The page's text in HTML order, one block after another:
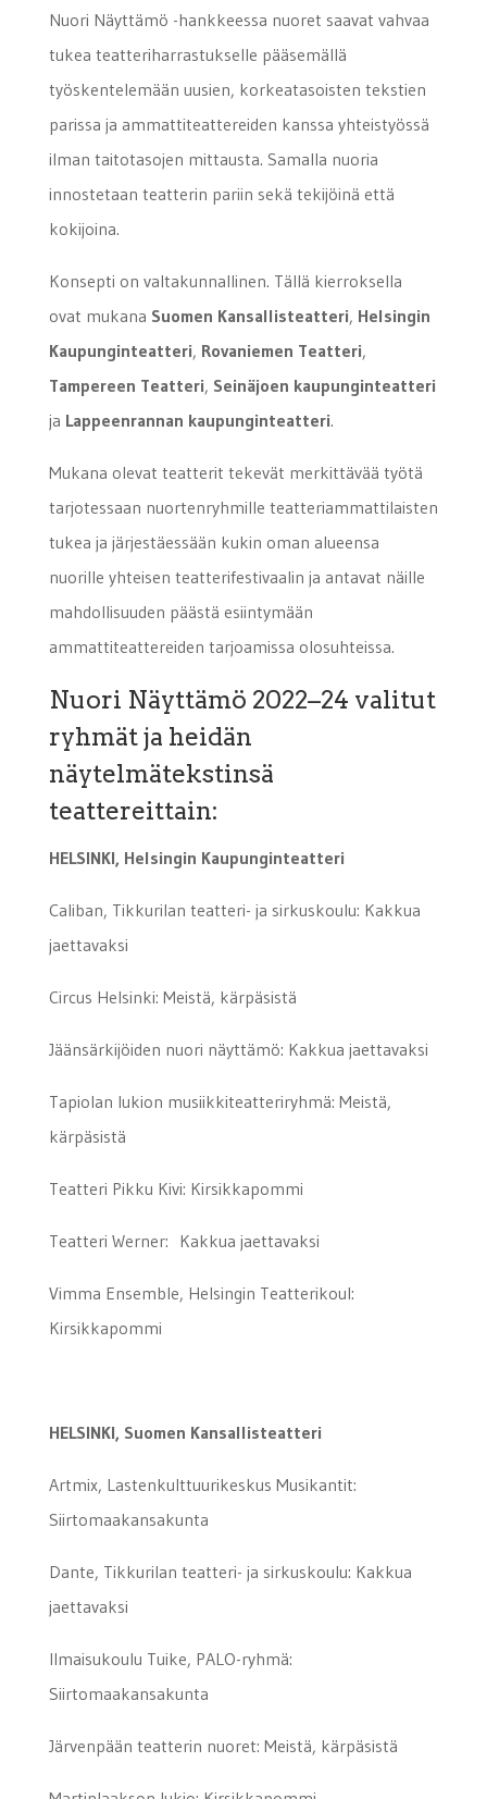
Nuori Näyttämö -hankkeessa nuoret saavat vahvaa
tukea teatteriharrastukselle pääsemällä
työskentelemään uusien, korkeatasoisten tekstien
parissa ja ammattiteattereiden kanssa yhteistyössä
ilman taitotasojen mittausta. Samalla nuoria
innostetaan teatterin pariin sekä tekijöinä että
kokijoina.
Konsepti on valtakunnallinen. Tällä kierroksella
ovat mukana Suomen Kansallisteatteri, Helsingin
Kaupunginteatteri, Rovaniemen Teatteri,
Tampereen Teatteri, Seinäjoen kaupunginteatteri
ja Lappeen­rannan kaupunginteatteri.
Mukana olevat teatterit tekevät merkittävää työtä
tarjotessaan nuortenryhmille teatteriammattilaisten
tukea ja järjestäessään kukin oman alueensa
nuorille yhteisen teatterifestivaalin ja antavat näille
mahdollisuuden päästä esiintymään
ammattiteattereiden tarjoamissa olosuhteissa.
Nuori Näyttämö 2022–24 valitut
ryhmät ja heidän
näytelmätekstinsä
teattereittain:
HELSINKI, Helsingin Kaupunginteatteri
Caliban, Tikkurilan teatteri- ja sirkuskoulu: Kakkua
jaettavaksi
Circus Helsinki: Meistä, kärpäsistä
Jäänsärkijöiden nuori näyttämö: Kakkua jaettavaksi
Tapiolan lukion musiikkiteatteriryhmä: Meistä,
kärpäsistä
Teatteri Pikku Kivi: Kirsikkapommi
Teatteri Werner: Kakkua jaettavaksi
Vimma Ensemble, Helsingin Teatterikoul:
Kirsikkapommi
HELSINKI, Suomen Kansallisteatteri
Artmix, Lastenkulttuurikeskus Musikantit:
Siirtomaakansakunta
Dante, Tikkurilan teatteri- ja sirkuskoulu: Kakkua
jaettavaksi
Ilmaisukoulu Tuike, PALO-ryhmä:
Siirtomaakansakunta
Järvenpään teatterin nuoret: Meistä, kärpäsistä